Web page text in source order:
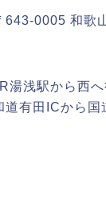
643-0005 和歌
湯浅駅から西
道有田ICから